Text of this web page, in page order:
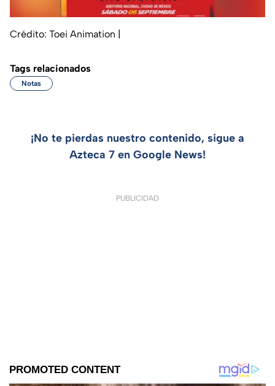
Crédito: Toei Animation |
Tags relacionados
Notas
¡No te pierdas nuestro contenido, sigue a
Azteca 7 en Google News!
PUBLICIDAD